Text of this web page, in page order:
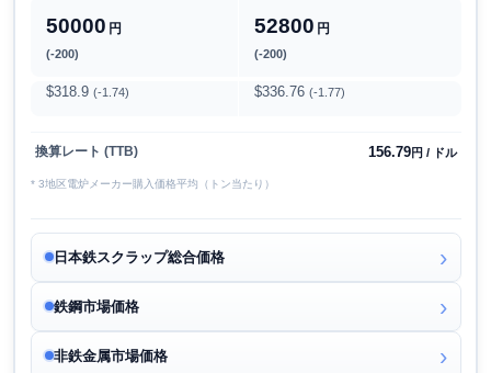
50000 円
(-200)
52800 円
(-200)
$318.9 (-1.74) $336.76 (-1.77)
換算レート (TTB) 156.79円 / ドル
* 3地区電炉メーカー購入価格平均（トン当たり）
日本鉄スクラップ総合価格
鉄鋼市場価格
非鉄金属市場価格